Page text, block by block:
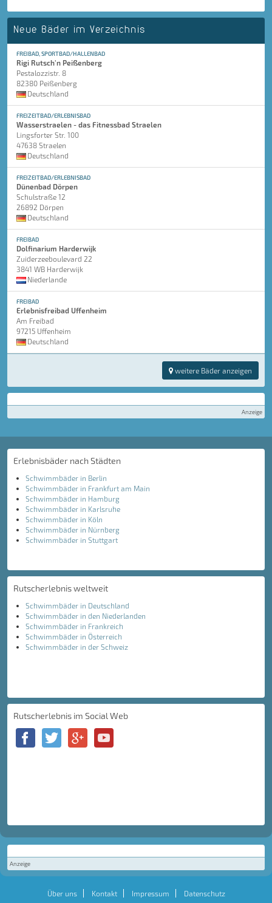
Neue Bäder im Verzeichnis
FREIBAD, SPORTBAD/HALLENBAD
Rigi Rutsch'n Peißenberg
Pestalozzistr. 8
82380 Peißenberg
Deutschland
FREIZEITBAD/ERLEBNISBAD
Wasserstraelen - das Fitnessbad Straelen
Lingsforter Str. 100
47638 Straelen
Deutschland
FREIZEITBAD/ERLEBNISBAD
Dünenbad Dörpen
Schulstraße 12
26892 Dörpen
Deutschland
FREIBAD
Dolfinarium Harderwijk
Zuiderzeeboulevard 22
3841 WB Harderwijk
Niederlande
FREIBAD
Erlebnisfreibad Uffenheim
Am Freibad
97215 Uffenheim
Deutschland
weitere Bäder anzeigen
Anzeige
Erlebnisbäder nach Städten
Schwimmbäder in Berlin
Schwimmbäder in Frankfurt am Main
Schwimmbäder in Hamburg
Schwimmbäder in Karlsruhe
Schwimmbäder in Köln
Schwimmbäder in Nürnberg
Schwimmbäder in Stuttgart
Rutscherlebnis weltweit
Schwimmbäder in Deutschland
Schwimmbäder in den Niederlanden
Schwimmbäder in Frankreich
Schwimmbäder in Österreich
Schwimmbäder in der Schweiz
Rutscherlebnis im Social Web
Anzeige
Über uns Kontakt Impressum Datenschutz